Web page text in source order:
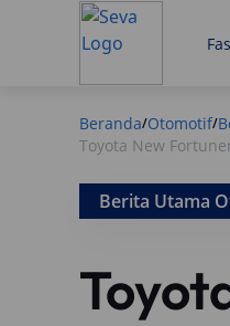
Beranda/Otomotif/
Toyota New
Berita Utama